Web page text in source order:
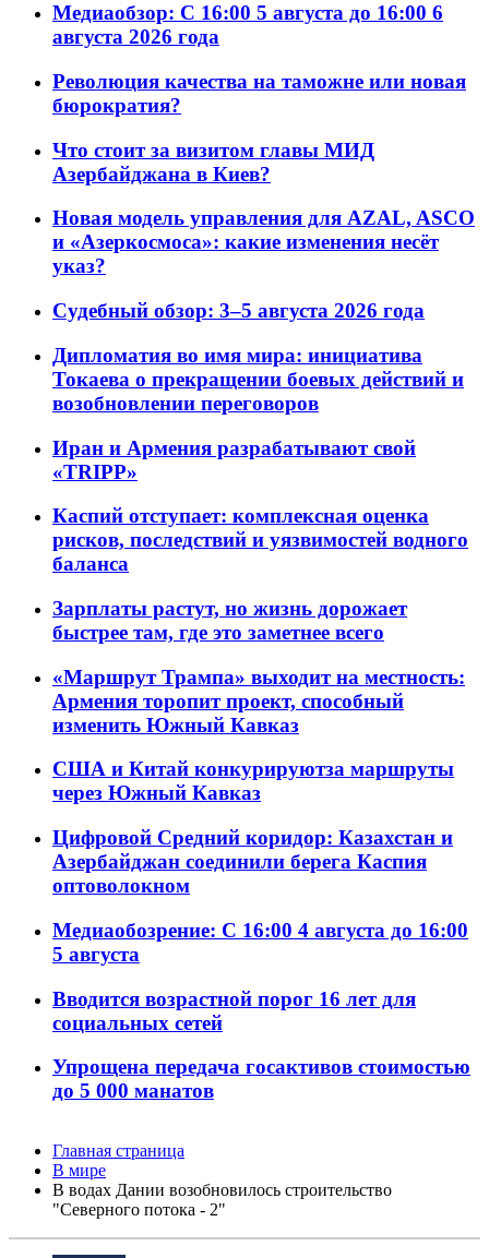
Медиаобзор: С 16:00 5 августа до 16:00 6
августа 2026 года
Революция качества на таможне или новая
бюрократия?
Что стоит за визитом главы МИД
Азербайджана в Киев?
Новая модель управления для AZAL, ASCO
и «Азеркосмоса»: какие изменения несёт
указ?
Судебный обзор: 3–5 августа 2026 года
Дипломатия во имя мира: инициатива
Токаева о прекращении боевых действий и
возобновлении переговоров
Иран и Армения разрабатывают свой
«TRIPP»
Каспий отступает: комплексная оценка
рисков, последствий и уязвимостей водного
баланса
Зарплаты растут, но жизнь дорожает
быстрее там, где это заметнее всего
«Маршрут Трампа» выходит на местность:
Армения торопит проект, способный
изменить Южный Кавказ
США и Китай конкурируютза маршруты
через Южный Кавказ
Цифровой Средний коридор: Казахстан и
Азербайджан соединили берега Каспия
оптоволокном
Медиаобозрение: С 16:00 4 августа до 16:00
5 августа
Вводится возрастной порог 16 лет для
социальных сетей
Упрощена передача госактивов стоимостью
до 5 000 манатов
Главная страница
В мире
В водах Дании возобновилось строительство
"Северного потока - 2"